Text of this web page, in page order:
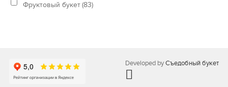
Фруктовый букет(83)
Developed byСъедобный букет